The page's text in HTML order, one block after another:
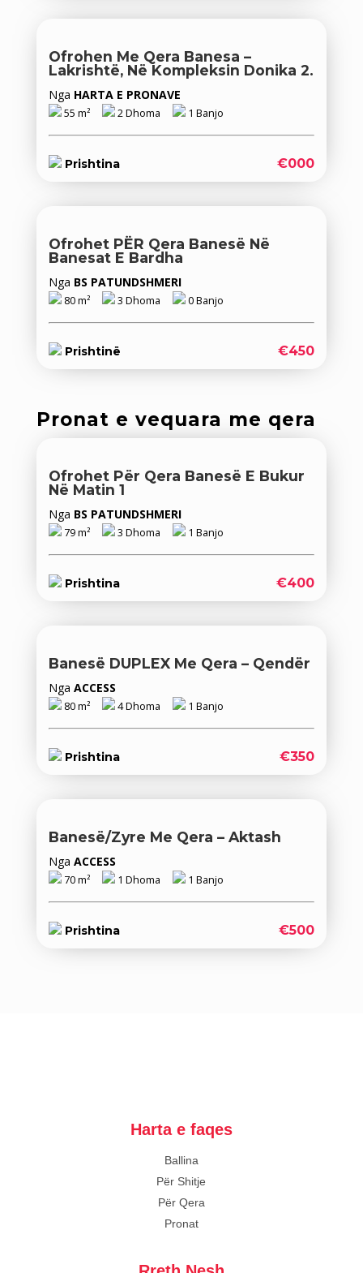
Ofrohen Me Qera Banesa –
Lakrishtë, Në Kompleksin Donika 2.
Nga HARTA E PRONAVE
55 m² 2 Dhoma 1 Banjo
Prishtina €000
Ofrohet PËR Qera Banesë Në
Banesat E Bardha
Nga BS PATUNDSHMERI
80 m² 3 Dhoma 0 Banjo
Prishtinë €450
Pronat e vequara me qera
Ofrohet Për Qera Banesë E Bukur
Në Matin 1
Nga BS PATUNDSHMERI
79 m² 3 Dhoma 1 Banjo
Prishtina €400
Banesë DUPLEX Me Qera – Qendër
Nga ACCESS
80 m² 4 Dhoma 1 Banjo
Prishtina €350
Banesë/Zyre Me Qera – Aktash
Nga ACCESS
70 m² 1 Dhoma 1 Banjo
Prishtina €500
Harta e faqes
Ballina
Për Shitje
Për Qera
Pronat